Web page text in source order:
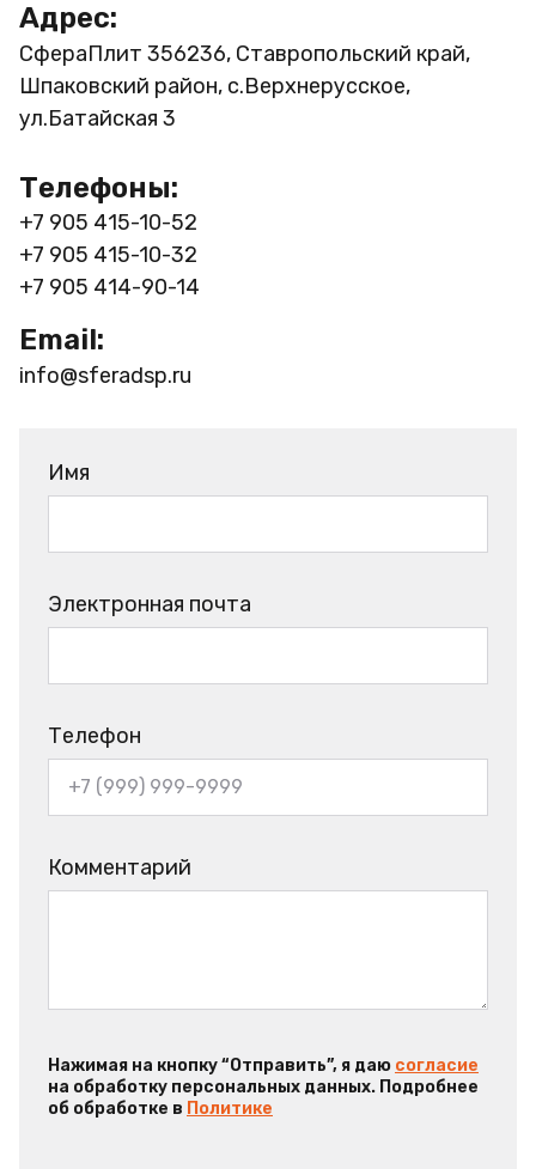
Адрес:
СфераПлит 356236, Ставропольский край,
Шпаковский район, с.Верхнерусское,
ул.Батайская 3
Телефоны:
+7 905 415-10-52
+7 905 415-10-32
+7 905 414-90-14
Email:
info@sferadsp.ru
Имя
Электронная почта
Телефон
Комментарий
Нажимая на кнопку “Отправить”, я даю согласие
на обработку персональных данных. Подробнее
об обработке в Политике